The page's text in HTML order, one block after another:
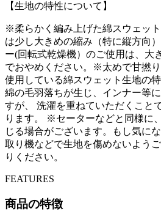
【生地の特性について】
※柔らかく編み上げた綿スウェッ
は少し大きめの縮み（特に縦方向）
ー(回転式乾燥機）のご使用は、大
でおやめください。
※太めで甘撚
使用している綿スウェット生地の
綿の毛羽落ちが生じ、インナー等
すが、 洗濯を重ねていただくこと
ります。
※セーターなどと同様に
じる場合がございます。もし気に
取り機などで生地を傷めないよう
りください。
FEATURES
商品の特徴